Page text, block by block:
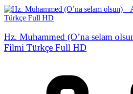
Hz. Muhammed (O’na selam
Filmi Türkçe Full HD